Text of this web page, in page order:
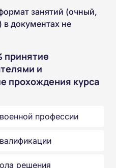
занятий (очный,
в документах не
принятие
и
прохождения курса
профессии
решения